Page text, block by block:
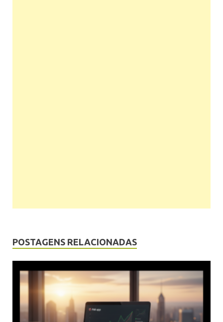
POSTAGENS RELACIONADAS